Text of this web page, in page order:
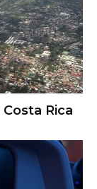
Rica